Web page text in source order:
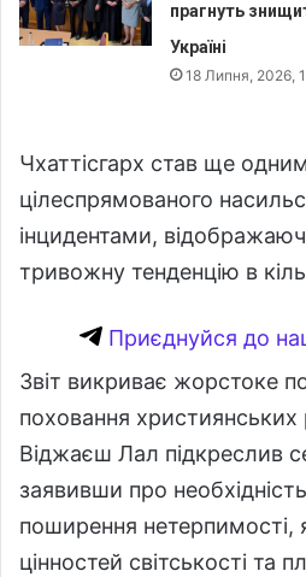
прагнуть
Україні
18 Липня, 2026,
Чхаттісгарх став ще
цілеспрямованого
інцидентами,
тривожну тенденцію в
Приєднуйся до
Звіт викриває жорстоке
поховання
Віджаєш Лал підкреслив
заявивши про
поширення нетерпимості,
цінностей світськості та